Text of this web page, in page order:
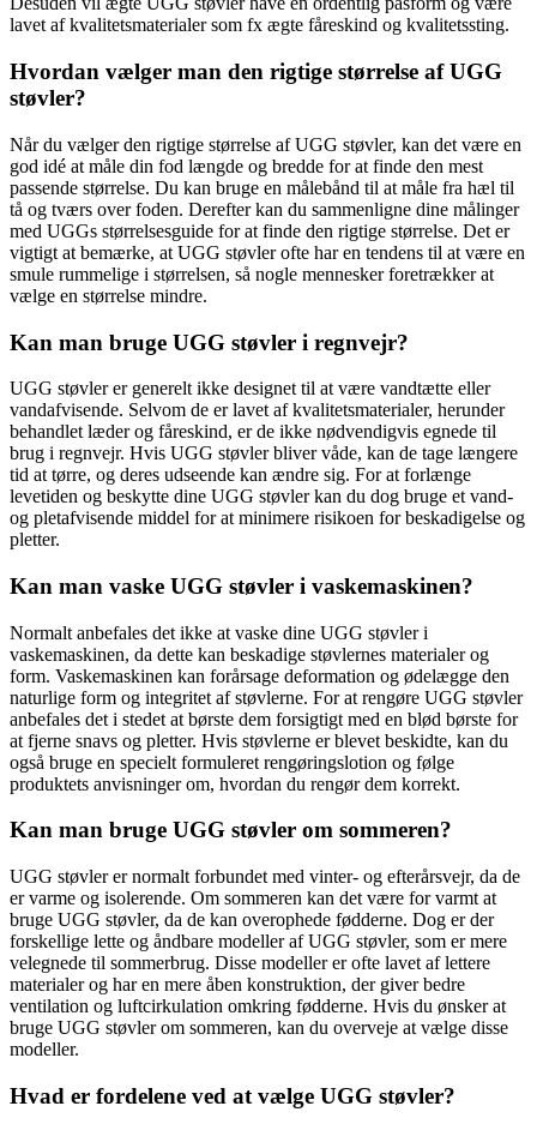
lavet af kvalitetsmaterialer som fx ægte fåreskind og kvalitetssting.
Hvordan vælger man den rigtige størrelse af UGG
støvler?
Når du vælger den rigtige størrelse af UGG støvler, kan det være en
god idé at måle din fod længde og bredde for at finde den mest
passende størrelse. Du kan bruge en målebånd til at måle fra hæl til
tå og tværs over foden. Derefter kan du sammenligne dine målinger
med UGGs størrelsesguide for at finde den rigtige størrelse. Det er
vigtigt at bemærke, at UGG støvler ofte har en tendens til at være en
smule rummelige i størrelsen, så nogle mennesker foretrækker at
vælge en størrelse mindre.
Kan man bruge UGG støvler i regnvejr?
UGG støvler er generelt ikke designet til at være vandtætte eller
vandafvisende. Selvom de er lavet af kvalitetsmaterialer, herunder
behandlet læder og fåreskind, er de ikke nødvendigvis egnede til
brug i regnvejr. Hvis UGG støvler bliver våde, kan de tage længere
tid at tørre, og deres udseende kan ændre sig. For at forlænge
levetiden og beskytte dine UGG støvler kan du dog bruge et vand-
og pletafvisende middel for at minimere risikoen for beskadigelse og
pletter.
Kan man vaske UGG støvler i vaskemaskinen?
Normalt anbefales det ikke at vaske dine UGG støvler i
vaskemaskinen, da dette kan beskadige støvlernes materialer og
form. Vaskemaskinen kan forårsage deformation og ødelægge den
naturlige form og integritet af støvlerne. For at rengøre UGG støvler
anbefales det i stedet at børste dem forsigtigt med en blød børste for
at fjerne snavs og pletter. Hvis støvlerne er blevet beskidte, kan du
også bruge en specielt formuleret rengøringslotion og følge
produktets anvisninger om, hvordan du rengør dem korrekt.
Kan man bruge UGG støvler om sommeren?
UGG støvler er normalt forbundet med vinter- og efterårsvejr, da de
er varme og isolerende. Om sommeren kan det være for varmt at
bruge UGG støvler, da de kan overophede fødderne. Dog er der
forskellige lette og åndbare modeller af UGG støvler, som er mere
velegnede til sommerbrug. Disse modeller er ofte lavet af lettere
materialer og har en mere åben konstruktion, der giver bedre
ventilation og luftcirkulation omkring fødderne. Hvis du ønsker at
bruge UGG støvler om sommeren, kan du overveje at vælge disse
modeller.
Hvad er fordelene ved at vælge UGG støvler?